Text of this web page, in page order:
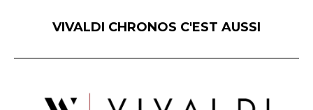
VIVALDI CHRONOS C'EST AUSSI